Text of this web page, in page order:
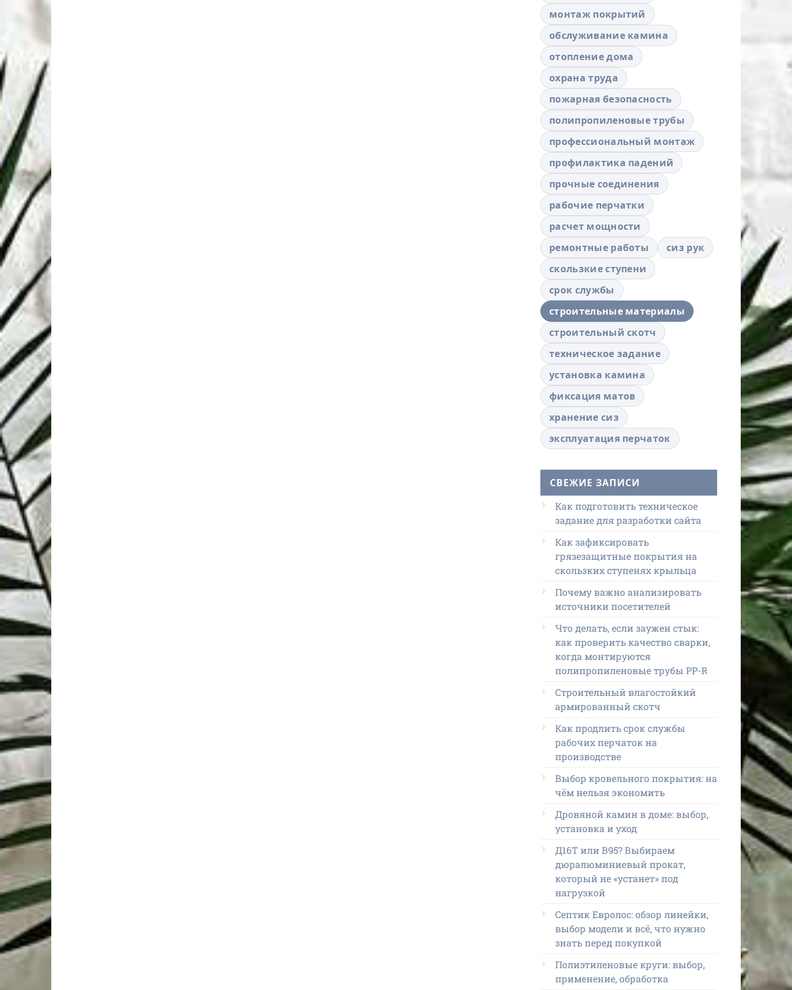
монтаж покрытий
обслуживание камина
отопление дома
охрана труда
пожарная безопасность
полипропиленовые трубы
профессиональный монтаж
профилактика падений
прочные соединения
рабочие перчатки
расчет мощности
ремонтные работы
сиз рук
скользкие ступени
срок службы
строительные материалы
строительный скотч
техническое задание
установка камина
фиксация матов
хранение сиз
эксплуатация перчаток
СВЕЖИЕ ЗАПИСИ
Как подготовить техническое
задание для разработки сайта
Как зафиксировать
грязезащитные покрытия на
скользких ступенях крыльца
Почему важно анализировать
источники посетителей
Что делать, если заужен стык:
как проверить качество сварки,
когда монтируются
полипропиленовые трубы PP-R
Строительный влагостойкий
армированный скотч
Как продлить срок службы
рабочих перчаток на
производстве
Выбор кровельного покрытия: на
чём нельзя экономить
Дровяной камин в доме: выбор,
установка и уход
Д16Т или В95? Выбираем
дюралюминиевый прокат,
который не «устанет» под
нагрузкой
Септик Евролос: обзор линейки,
выбор модели и всё, что нужно
знать перед покупкой
Полиэтиленовые круги: выбор,
применение, обработка